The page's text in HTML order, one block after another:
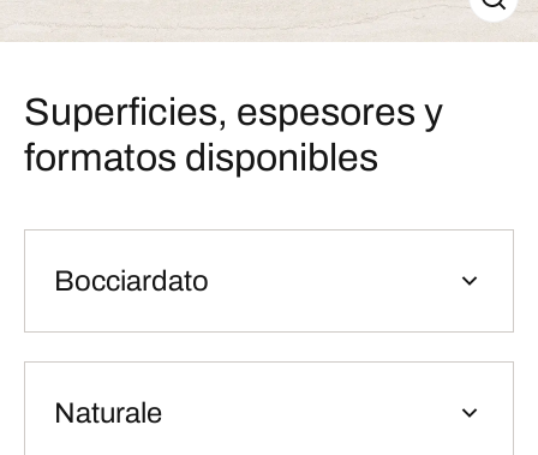
Superficies, espesores y
formatos disponibles
Bocciardato
Naturale